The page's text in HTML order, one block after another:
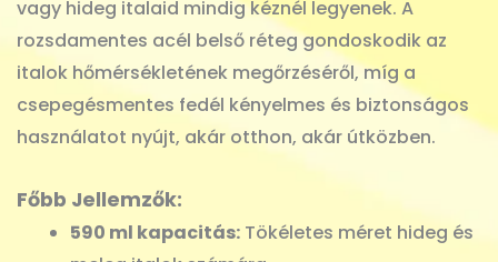
vagy hideg italaid mindig kéznél legyenek. A
rozsdamentes acél belső réteg gondoskodik az
italok hőmérsékletének megőrzéséről, míg a
csepegésmentes fedél kényelmes és biztonságos
használatot nyújt, akár otthon, akár útközben.
Főbb Jellemzők:
590 ml kapacitás: Tökéletes méret hideg és